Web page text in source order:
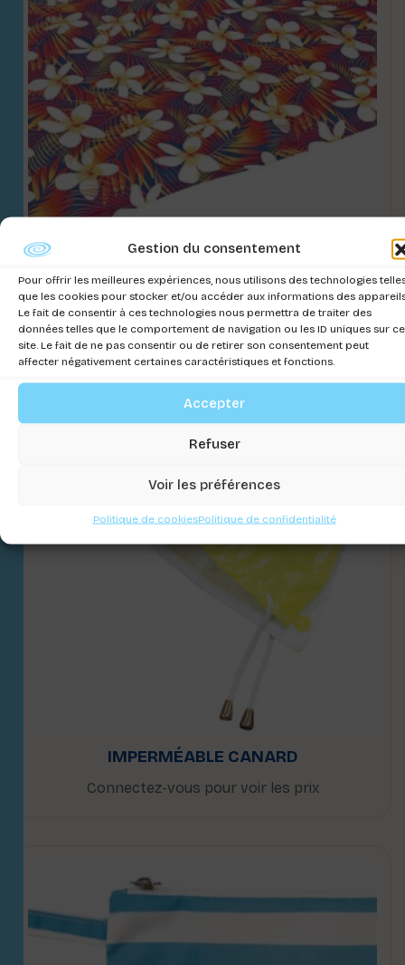
Gestion du consentement
Pour offrir les meilleures expériences, nous utilisons des technologies
que les cookies pour stocker et/ou accéder aux informations des
Le fait de consentir à ces technologies nous permettra de traiter des
données telles que le comportement de navigation ou les ID uniques sur ce
site. Le fait de ne pas consentir ou de retirer son consentement peut
affecter négativement certaines caractéristiques et fonctions.
Accepter
Refuser
Voir les préférences
Politique de cookiesPolitique de confidentialité
TAPIS BREEZE TROPICAL
Connectez-vous pour voir les prix
IMPERMÉABLE CANARD
Connectez-vous pour voir les prix